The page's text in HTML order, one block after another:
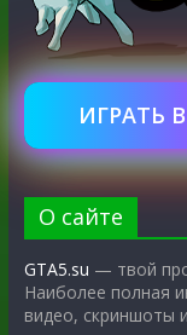
ИГРАТЬ
О сайте
GTA5.su — твой
Наиболее полная
видео, скриншоты